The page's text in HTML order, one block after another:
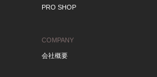
PRO SHOP
COMPANY
会社概要